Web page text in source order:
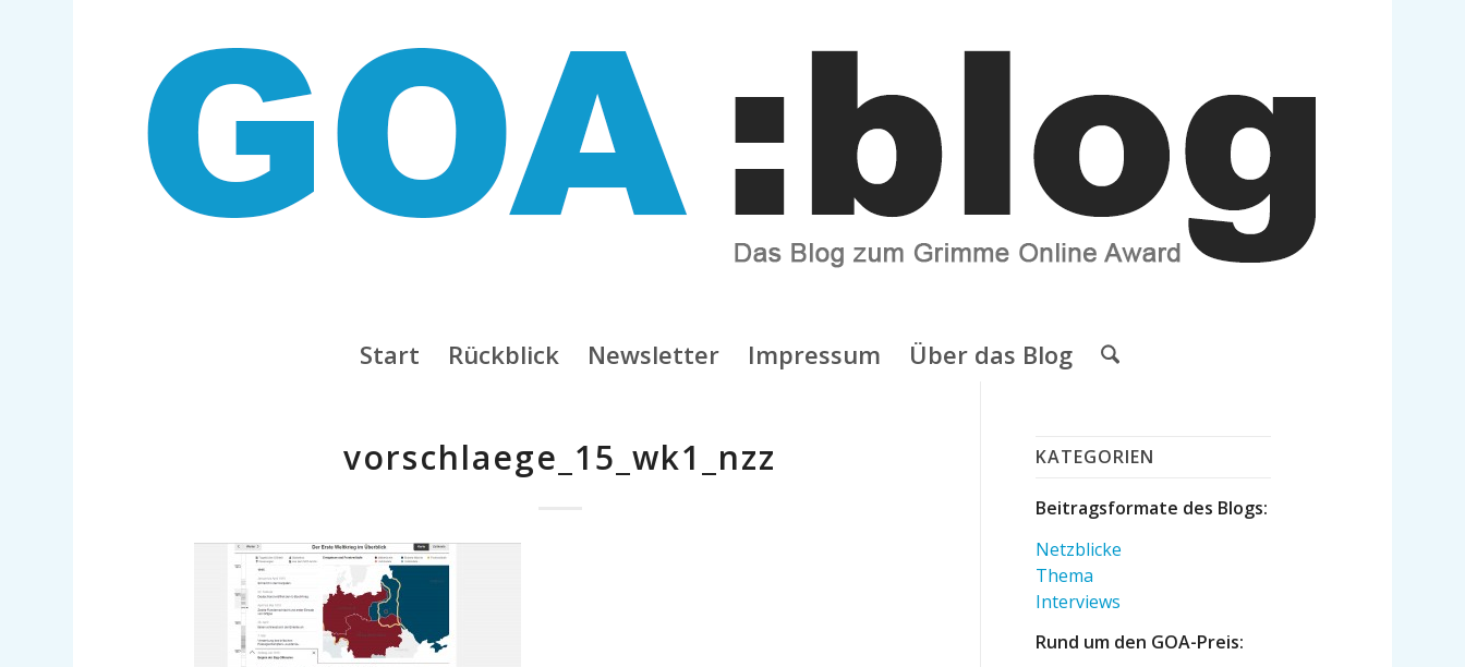
Start Rückblick Newsletter Impressum Über das Blog
vorschlaege_15_wk1_nzz KATEGORIEN
Beitragsformate des Blogs:
Netzblicke
Thema
Interviews
Rund um den GOA-Preis: